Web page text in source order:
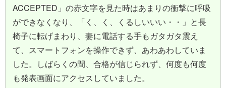
ACCEPTED」の赤文字を見た時はあまりの衝撃に呼吸
ができなくなり、「く、く、くるしいいい・・」と長
椅子に転げまわり、妻に電話する手もガタガタ震え
て、スマートフォンを操作できず、あわあわしていま
した。しばらくの間、合格が信じられず、何度も何度
も発表画面にアクセスしていました。